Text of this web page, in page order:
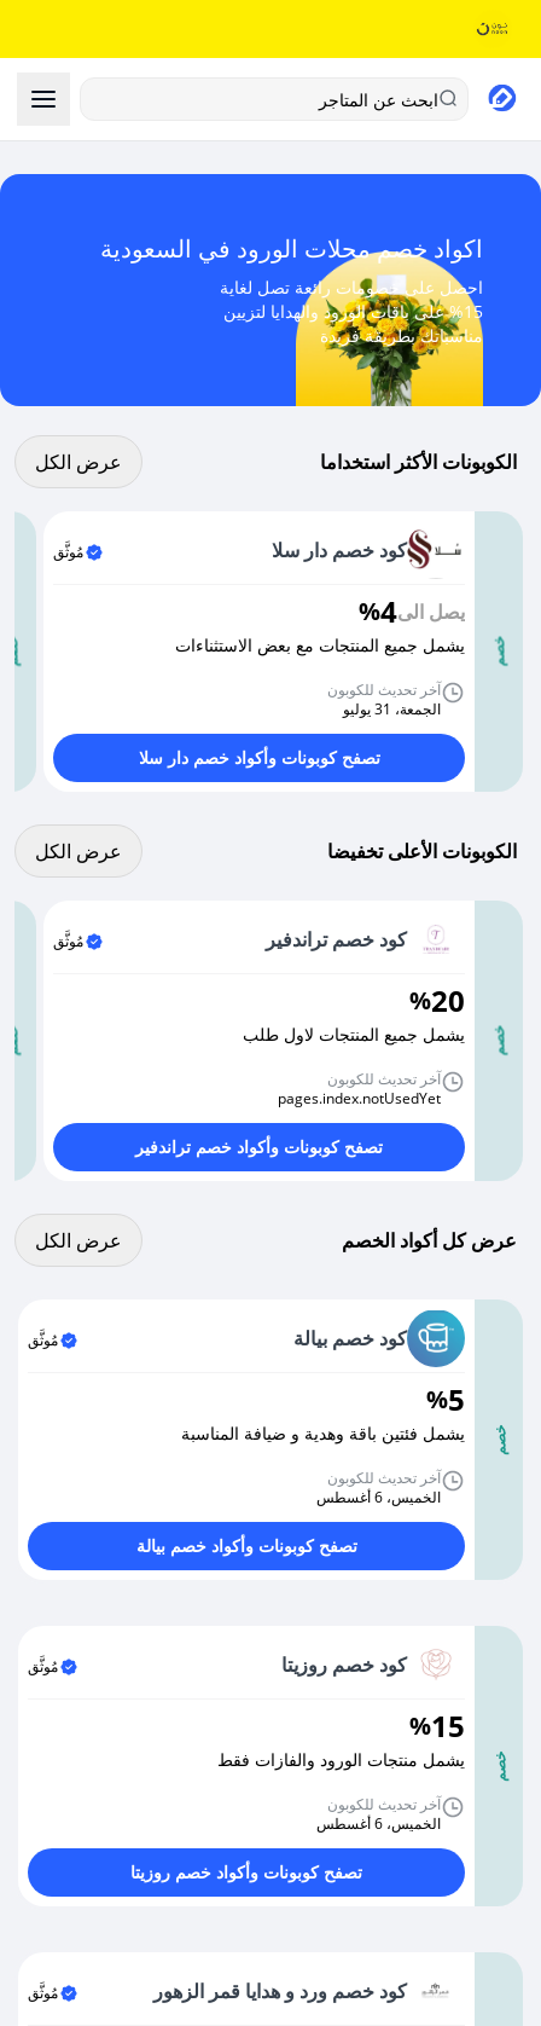
ابحث عن المتاجر
اكواد خصم محلات الورود في السعودية
احصل على خصومات رائعة تصل لغاية
15% على باقات الورود والهدايا لتزيين
مناسباتك بطريقة فريدة
الكوبونات الأكثر استخداما
عرض كل الكوبونات
عرض الكل
خصم
كود خصم دار سلا مُوثَّق
يصل الى4
%
يشمل جميع المنتجات مع بعض الاستثناءات
آخر تحديث للكوبون
الجمعة، 31 يوليو
تصفح كوبونات وأكواد خصم دار سلا
خصم
الكوبونات الأعلى تخفيضا
عرض كل الكوبونات
عرض الكل
خصم
كود خصم تراندفير مُوثَّق
20
%
يشمل جميع المنتجات لاول طلب
آخر تحديث للكوبون
pages.index.notUsedYet
تصفح كوبونات وأكواد خصم تراندفير
خصم
عرض كل أكواد الخصم
عرض كل الكوبونات
عرض الكل
خصم
كود خصم بيالة مُوثَّق
5
%
يشمل فئتين باقة وهدية و ضيافة المناسبة
آخر تحديث للكوبون
الخميس، 6 أغسطس
تصفح كوبونات وأكواد خصم بيالة
خصم
كود خصم روزيتا مُوثَّق
15
%
يشمل منتجات الورود والفازات فقط
آخر تحديث للكوبون
الخميس، 6 أغسطس
تصفح كوبونات وأكواد خصم روزيتا
كود خصم ورد و هدايا قمر الزهور مُوثَّق